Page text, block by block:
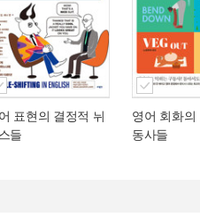
표현의 결정적 뉘
들
영어 회화의
동사들